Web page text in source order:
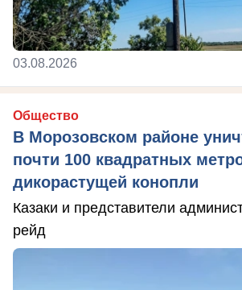
03.08.2026
Общество
В Морозовском районе
почти 100 квадратных
дикорастущей конопли
Казаки и представители
рейд